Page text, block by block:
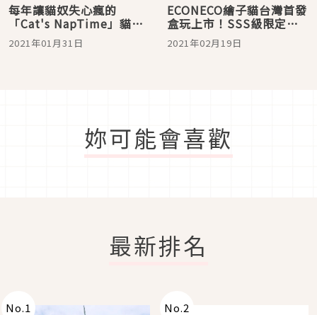
每年讓貓奴失心瘋的
「Cat's NapTime」貓咪
雜貨第6彈限時登場！請事
先排好特休準備開搶
2021年01月31日
ECONECO繪子貓台灣首發
盒玩上市！SSS級限定的
可愛雜貨不能錯過
2021年02月19日
妳可能會喜歡
最新排名
No.1 No.2